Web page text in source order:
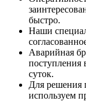
быстро.
Наши
Аварийная
поступления
суток.
Для решения
используем